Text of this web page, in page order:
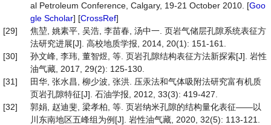
al Petroleum Conference, Calgary, 19-21 October 2010. [Goo
gle Scholar] [CrossRef]
[29]
焦堃, 姚素平, 吴浩, 李苗春, 汤中一. 页岩气储层孔隙系统表征方
法研究进展[J]. 高校地质学报, 2014, 20(1): 151-161.
[30]
孙文峰, 李玮, 董智煜, 等. 页岩孔隙结构表征方法新探索[J]. 岩性
油气藏, 2017, 29(2): 125-130.
[31]
田华, 张水昌, 柳少波, 张洪. 压汞法和气体吸附法研究富有机质
页岩孔隙特征[J]. 石油学报, 2012, 33(3): 419-427.
[32]
郭娟, 赵迪斐, 梁孝柏, 等. 页岩纳米孔隙的结构量化表征——以
川东南地区五峰组为例[J]. 岩性油气藏, 2020, 32(5): 113-121.